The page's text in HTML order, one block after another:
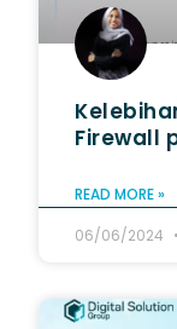
Firewall
READ MORE »
06/06/2024